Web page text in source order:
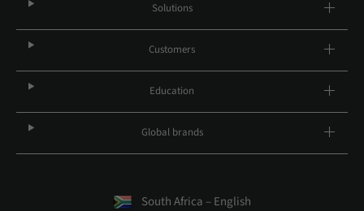
Solutions
Customers
Education
Global brands
South Africa – English